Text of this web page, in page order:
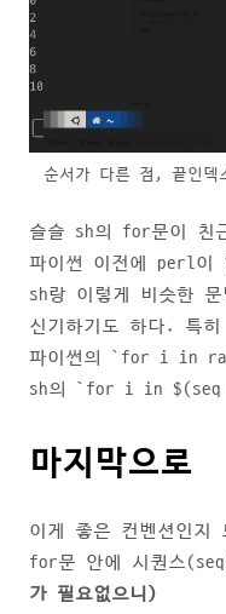
순서가 다른 점, 끝인덱
슬슬 sh의 for문이 친
파이썬 이전에 perl이
sh랑 이렇게 비슷한
신기하기도 하다. 특히
파이썬의 `for i in
sh의 `for i in $(seq
마지막으로
이게 좋은 컨벤션인지
for문 안에 시퀀스
가 필요없으니)